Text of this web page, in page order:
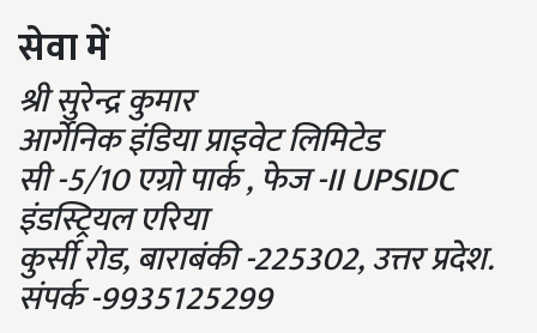
सेवा में
श्री सुरेन्द्र कुमार
आर्गेनिक इंडिया प्राइवेट लिमिटेड
सी -5/10 एग्रो पार्क , फेज -II UPSIDC
इंडस्ट्रियल एरिया
कुर्सी रोड, बाराबंकी -225302, उत्तर प्रदेश.
संपर्क -9935125299